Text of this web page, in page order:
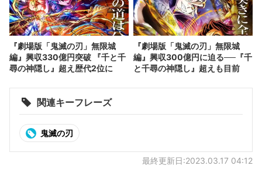
『劇場版「鬼滅の刃」無限城
編』興収330億円突破 『千と千
尋の神隠し』超え歴代2位に
『劇場版「鬼滅の刃」無限城
編』興収300億円に迫る──『千
と千尋の神隠し』超えも目前
関連キーフレーズ
鬼滅の刃
最終更新日:2023.03.17 04:12